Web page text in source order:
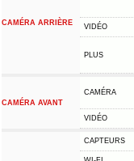
CAMÉRA ARRIÈRE VIDÉO
PLUS
CAMÉRA AVANT
CAMÉRA
VIDÉO
CAPTEURS